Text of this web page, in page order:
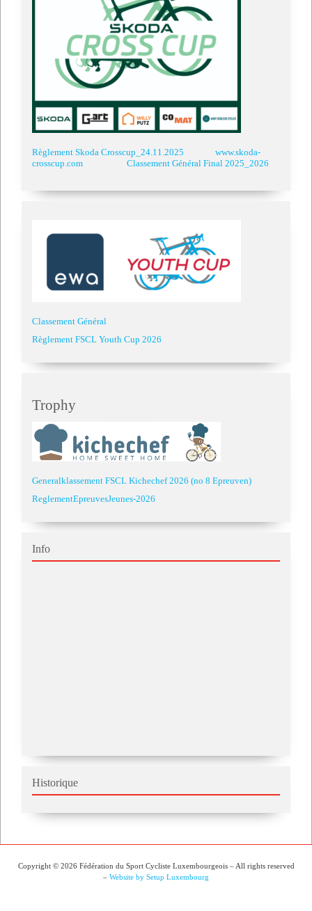
Règlement Skoda Crosscup_24.11.2025
www.skoda-
crosscup.com
Classement Général Final 2025_2026
Classement Général
Règlement FSCL Youth Cup 2026
Trophy
Generalklassement FSCL Kichechef 2026 (no 8 Epreuven)
ReglementEpreuvesJeunes-2026
Info
Historique
Copyright © 2026 Fédération du Sport Cycliste Luxembourgeois – All rights reserved
– Website by Setup Luxembourg